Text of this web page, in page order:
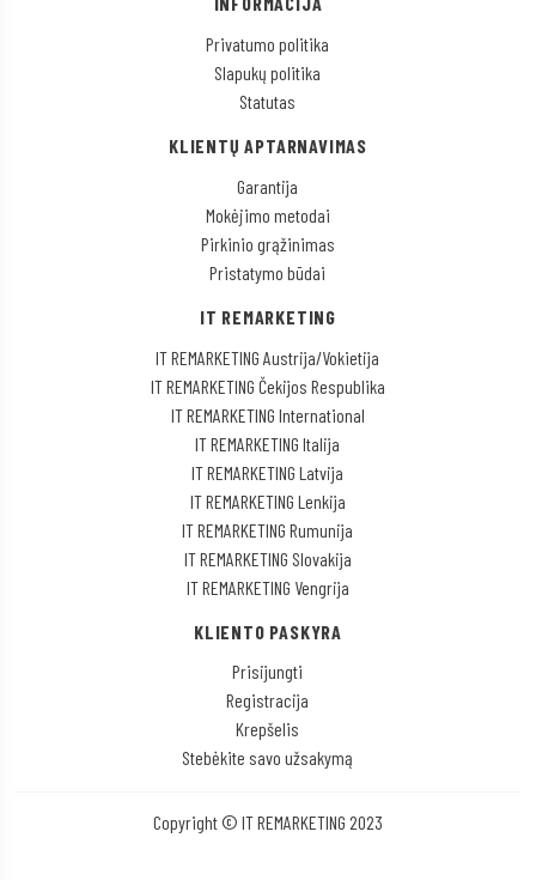
Privatumo politika
Slapukų politika
Statutas
KLIENTŲ APTARNAVIMAS
Garantija
Mokėjimo metodai
Pirkinio grąžinimas
Pristatymo būdai
IT REMARKETING
IT REMARKETING Austrija/Vokietija
IT REMARKETING Čekijos Respublika
IT REMARKETING International
IT REMARKETING Italija
IT REMARKETING Latvija
IT REMARKETING Lenkija
IT REMARKETING Rumunija
IT REMARKETING Slovakija
IT REMARKETING Vengrija
KLIENTO PASKYRA
Prisijungti
Registracija
Krepšelis
Stebėkite savo užsakymą
Copyright © IT REMARKETING 2023